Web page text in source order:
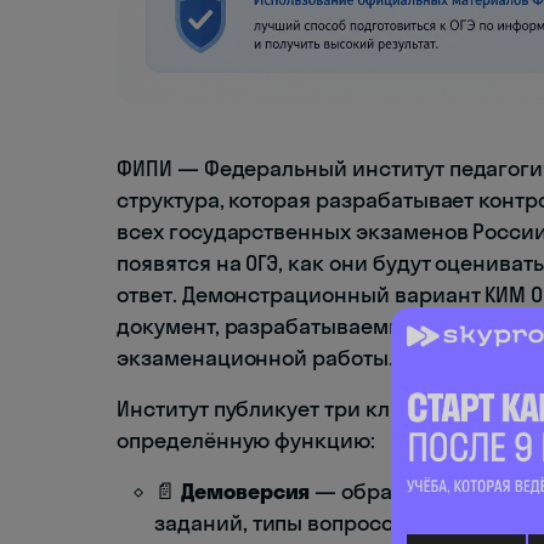
ФИПИ — Федеральный институт
структура, которая разрабатывает
всех государственных экзаменов
появятся на ОГЭ, как они будут
ответ. Демонстрационный вариант КИМ
документ, разрабатываемый ФИПИ,
экзаменационной работы.
Институт публикует три ключевых
определённую функцию:
📄 Демоверсия — образец
заданий, типы вопросов и форматы